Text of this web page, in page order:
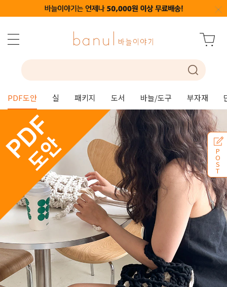
PDF도안 실 패키지 도서 바늘/도구 부자재
P
O
S
T